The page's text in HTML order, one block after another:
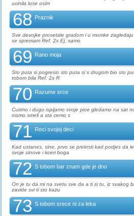
ucinila lose osim
68 Praznik
Sve devojke prosetale gradom i u momke
se spremam Ref. 2x Ej, samo
69 Rano moja
Sto puta si pogresio sto puta si s drugom bio sto
tobom bila Ref. 2x R
70 Razume srce
Cutimo i dugo ispijamo svoje pice gledamo na sat
nismo smeli a sta cemo s
71 Reci svojoj deci
Kad ustanes, sine, prvo se prekrsti kad podjes da
svoje sinove i kceri boga
72 S tobom bar znam gde je dno
On je tu da mi na svetu sve da a ti si tu, iz svakog
zavide svi ti sto kazu
73 S tobom srece ni za leka